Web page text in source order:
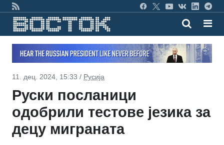
11. дец. 2024, 15:33 / Русија
Руски посланици
одобрили тестове језика за
децу миграната